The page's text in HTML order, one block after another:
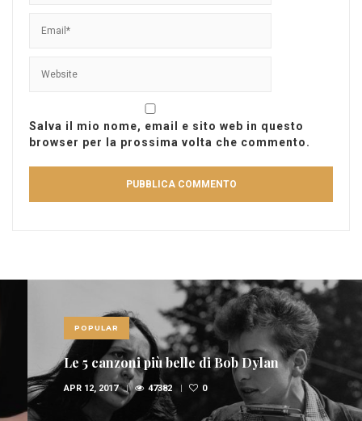
Salva il mio nome, email e sito web in questo
browser per la prossima volta che commento.
POPULAR
Le 5 canzoni più belle di Bob Dylan
APR 12, 2017 47382